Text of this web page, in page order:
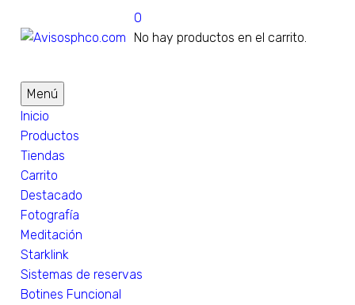
0
No hay productos en el carrito.
Menú
Inicio
Productos
Tiendas
Carrito
Destacado
Fotografía
Meditación
Starklink
Sistemas de reservas
Botines Funcional